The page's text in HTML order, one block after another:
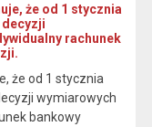
że od 1 stycznia
decyzji
rachunek
że od 1 stycznia
wymiarowych
bankowy